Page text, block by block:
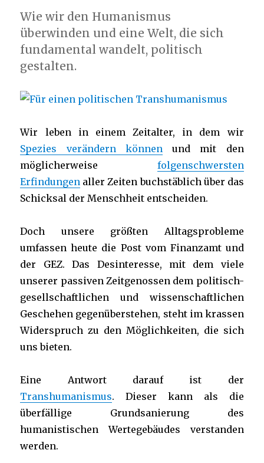
Wie wir den Humanismus
überwinden und eine Welt, die sich
fundamental wandelt, politisch
gestalten.
Wir leben in einem Zeitalter, in dem wir
Spezies verändern können und mit den
möglicherweise folgenschwersten
Erfindungen aller Zeiten buchstäblich über das
Schicksal der Menschheit entscheiden.
Doch unsere größten Alltagsprobleme
umfassen heute die Post vom Finanzamt und
der GEZ. Das Desinteresse, mit dem viele
unserer passiven Zeitgenossen dem politisch-
gesellschaftlichen und wissenschaftlichen
Geschehen gegenüberstehen, steht im krassen
Widerspruch zu den Möglichkeiten, die sich
uns bieten.
Eine Antwort darauf ist der
Transhumanismus. Dieser kann als die
überfällige Grundsanierung des
humanistischen Wertegebäudes verstanden
werden.